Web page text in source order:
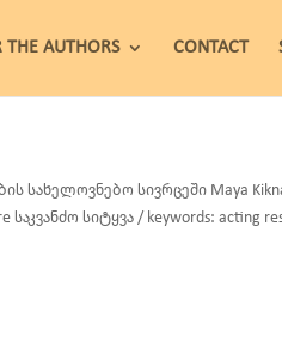
THE AUTHORS CONTACT
სახელოვნებო სივრცეში Maya
საკვანძო სიტყვა / keywords: acting